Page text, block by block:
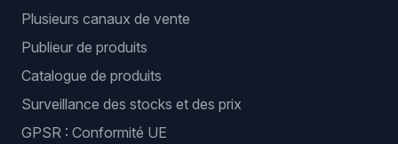
Plusieurs canaux de vente
Publieur de produits
Catalogue de produits
Surveillance des stocks et des prix
GPSR : Conformité UE